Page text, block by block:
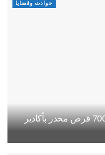
حوادث وقضايا